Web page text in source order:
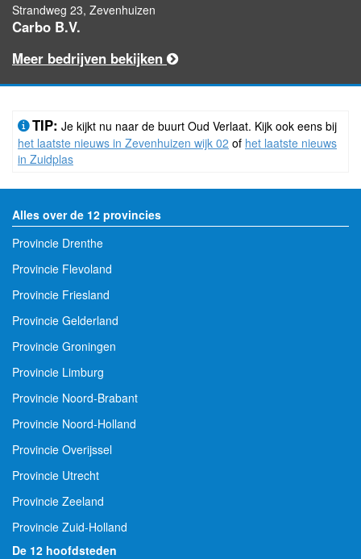
Strandweg 23, Zevenhuizen
Carbo B.V.
Meer bedrijven bekijken
TIP: Je kijkt nu naar de buurt Oud Verlaat. Kijk ook eens bij
het laatste nieuws in Zevenhuizen wijk 02 of het laatste nieuws
in Zuidplas
Alles over de 12 provincies
Provincie Drenthe
Provincie Flevoland
Provincie Friesland
Provincie Gelderland
Provincie Groningen
Provincie Limburg
Provincie Noord-Brabant
Provincie Noord-Holland
Provincie Overijssel
Provincie Utrecht
Provincie Zeeland
Provincie Zuid-Holland
De 12 hoofdsteden